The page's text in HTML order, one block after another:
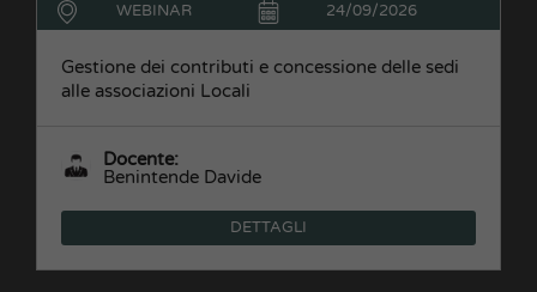
WEBINAR 24/09/2026
Gestione dei contributi e concessione delle sedi
alle associazioni Locali
Docente:
Benintende Davide
DETTAGLI